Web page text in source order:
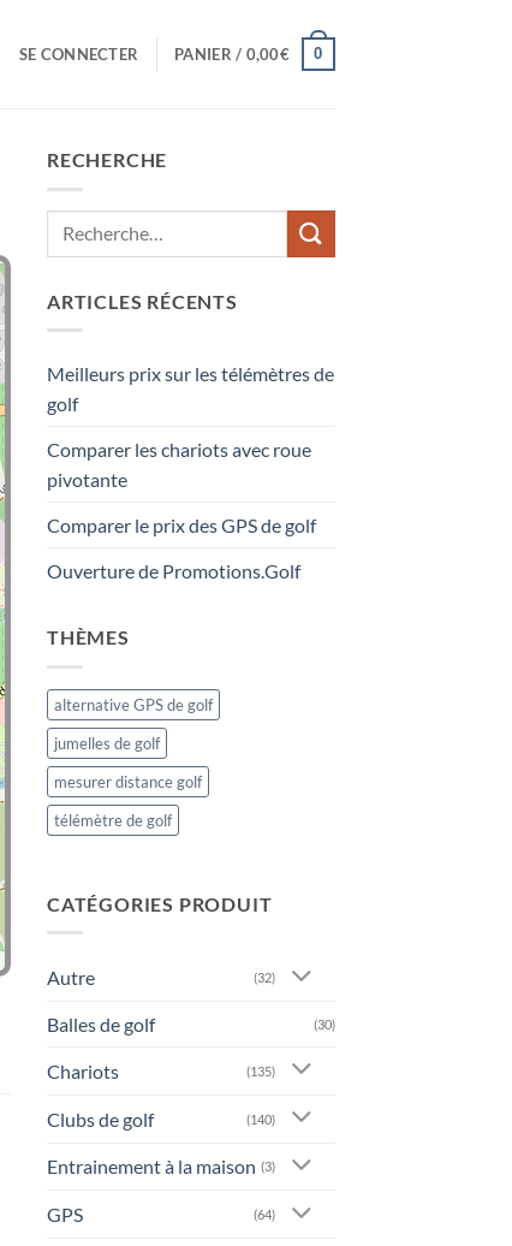
SE CONNECTER PANIER / 0,00€ 0
RECHERCHE
ARTICLES RÉCENTS
Meilleurs prix sur les télémètres de
golf
Comparer les chariots avec roue
pivotante
Comparer le prix des GPS de golf
Ouverture de Promotions.Golf
THÈMES
alternative GPS de golf
jumelles de golf
mesurer distance golf
télémètre de golf
CATÉGORIES PRODUIT
Autre (32)
Balles de golf (30)
Chariots (135)
Clubs de golf (140)
Entrainement à la maison (3)
GPS (64)